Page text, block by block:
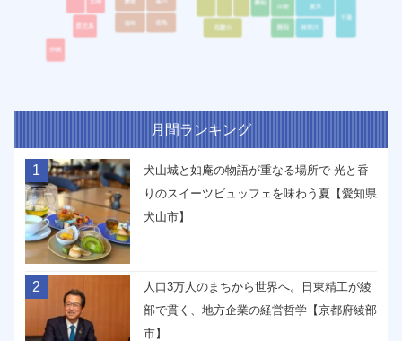
月間ランキング
1
犬山城と如庵の物語が重なる場所で 光と香
りのスイーツビュッフェを味わう夏【愛知県
犬山市】
2
人口3万人のまちから世界へ。日東精工が綾
部で貫く、地方企業の経営哲学【京都府綾部
市】